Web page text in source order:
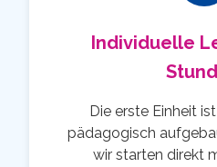
Individuelle
Die erste Einheit
pädagogisch
wir starten direkt